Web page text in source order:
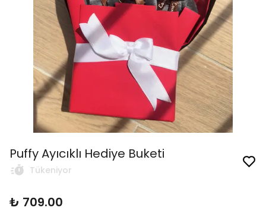
Puffy Ayıcıklı Hediye Buketi
Tükeniyor
₺ 709.00